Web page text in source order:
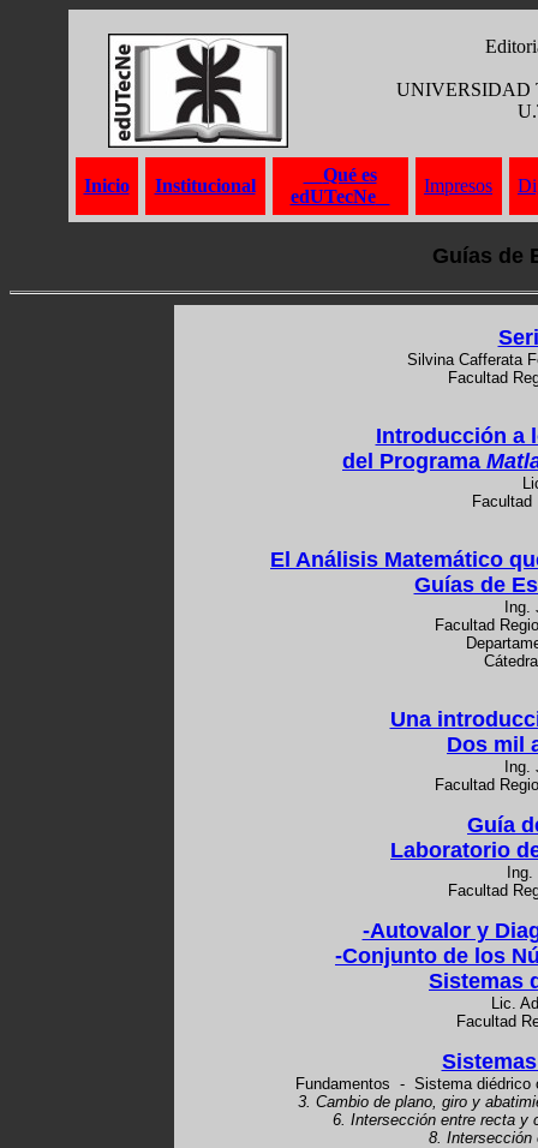
UNIVERSIDAD
Inicio Institucional
Qué es
edUTecNe
Impresos
Guías de
Silvina Cafferata
Facultad
Introducción a
del Programa
Facultad
El Análisis Matemático
Guías de
Ing.
Facultad
Una
Dos mil
Ing.
Facultad
Guía
Laboratorio
Facultad
-Autovalor y
-Conjunto de los
Sistemas
Lic.
Facultad
Fundamentos - Sistema diédrico
3. Cambio de plano, giro y
6. Intersección entre recta y
8.